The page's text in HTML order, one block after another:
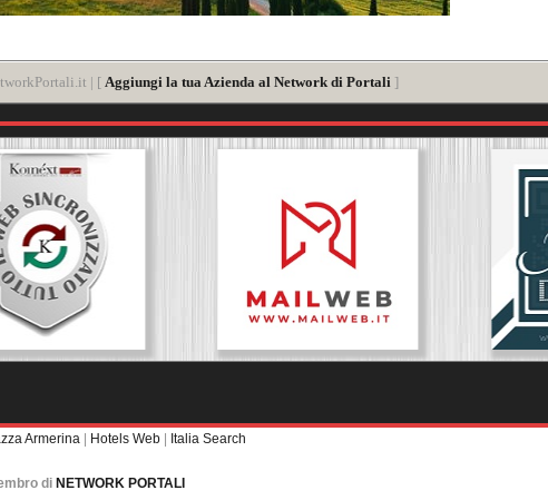
| [ Aggiungi la tua Azienda al Network di Portali ]
Armerina | Hotels Web | Italia Search
di NETWORK PORTALI